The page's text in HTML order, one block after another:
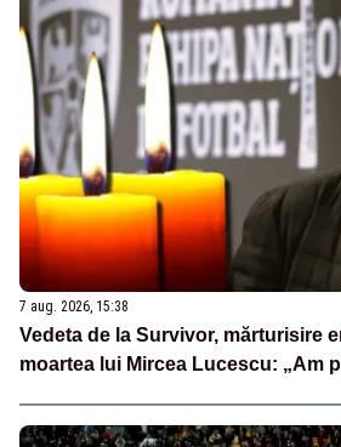
7 aug. 2026, 15:38
Vedeta de la Survivor, mărturisire
moartea lui Mircea Lucescu: „Am